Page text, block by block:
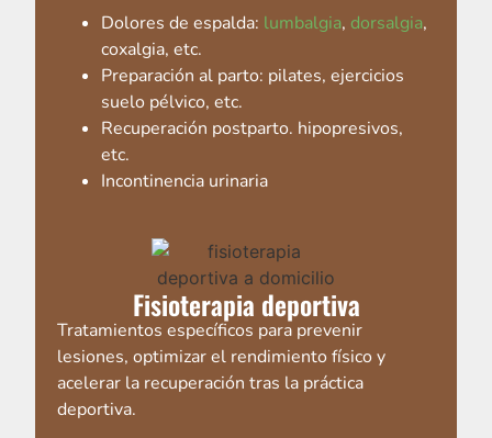
Dolores de espalda: lumbalgia, dorsalgia,
coxalgia, etc.
Preparación al parto: pilates, ejercicios
suelo pélvico, etc.
Recuperación postparto. hipopresivos,
etc.
Incontinencia urinaria
Fisioterapia deportiva
Tratamientos específicos para prevenir
lesiones, optimizar el rendimiento físico y
acelerar la recuperación tras la práctica
deportiva.